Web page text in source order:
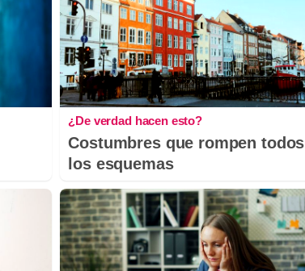
¿De verdad hacen esto?
Costumbres que rompen todos
los esquemas